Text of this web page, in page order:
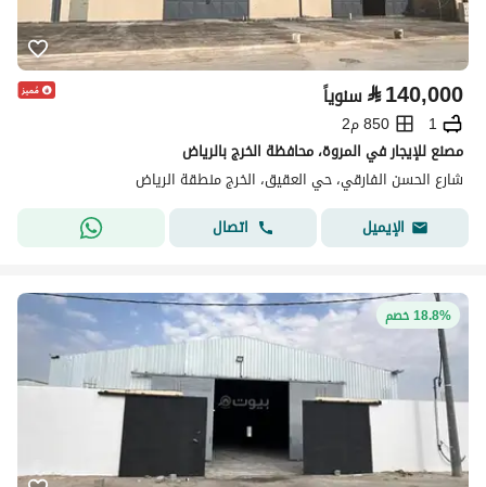
⃁140,000 سنوياً
1
850 م2
مصنع للإيجار في المروة، محافظة الخرج بالرياض
شارع الحسن الفارقي، حي العقيق، الخرج منطقة الرياض
الإيميل
اتصال
18.8% خصم